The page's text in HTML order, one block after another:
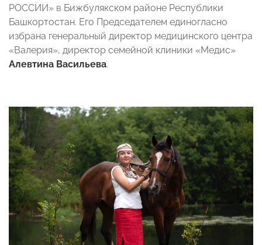
РОССИИ» в Бижбулякском районе Республики
Башкортостан. Его Председателем единогласно
избрана генеральный директор медицинского центра
«Валерия», директор семейной клиники «Медис»
Алевтина Васильева.